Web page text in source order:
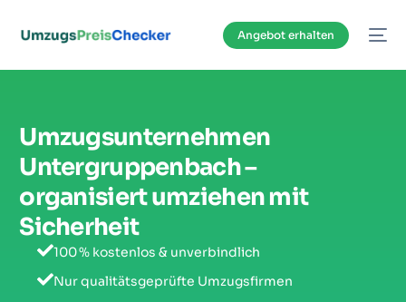
Angebot erhalten
Umzugsunternehmen
Untergruppenbach –
organisiert umziehen mit
Sicherheit
100 % kostenlos & unverbindlich
Nur qualitätsgeprüfte Umzugsfirmen